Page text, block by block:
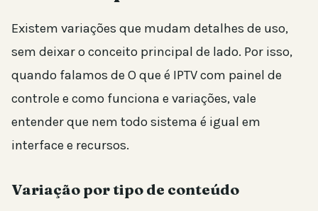
Existem variações que mudam detalhes de uso,
sem deixar o conceito principal de lado. Por isso,
quando falamos de O que é IPTV com painel de
controle e como funciona e variações, vale
entender que nem todo sistema é igual em
interface e recursos.
Variação por tipo de conteúdo